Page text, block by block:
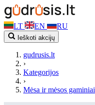
LT EN RU
Ieškoti akcijų
gudrusis.lt
›
Kategorijos
›
Mėsa ir mėsos gaminiai